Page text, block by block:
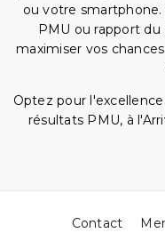
ou votre
PMU ou rapport
maximiser vos
Optez pour
résultats PMU, à
Contact